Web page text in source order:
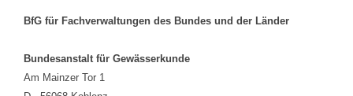
BfG für Fachverwaltungen des Bundes und der Länder
Bundesanstalt für Gewässerkunde
Am Mainzer Tor 1